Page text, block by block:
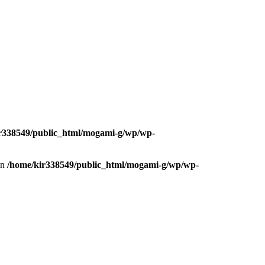
public_html/mogami-g/wp/wp-
/home/kir338549/public_html/mogami-g/wp/wp-